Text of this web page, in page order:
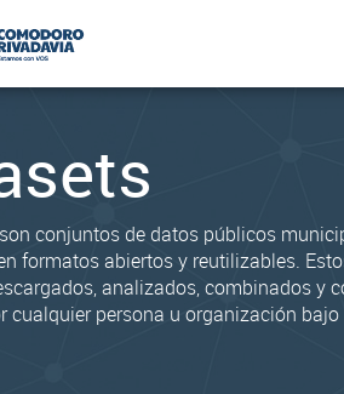
conjuntos de datos públicos
formatos abiertos y reutilizables.
analizados, combinados y
cualquier persona u organización